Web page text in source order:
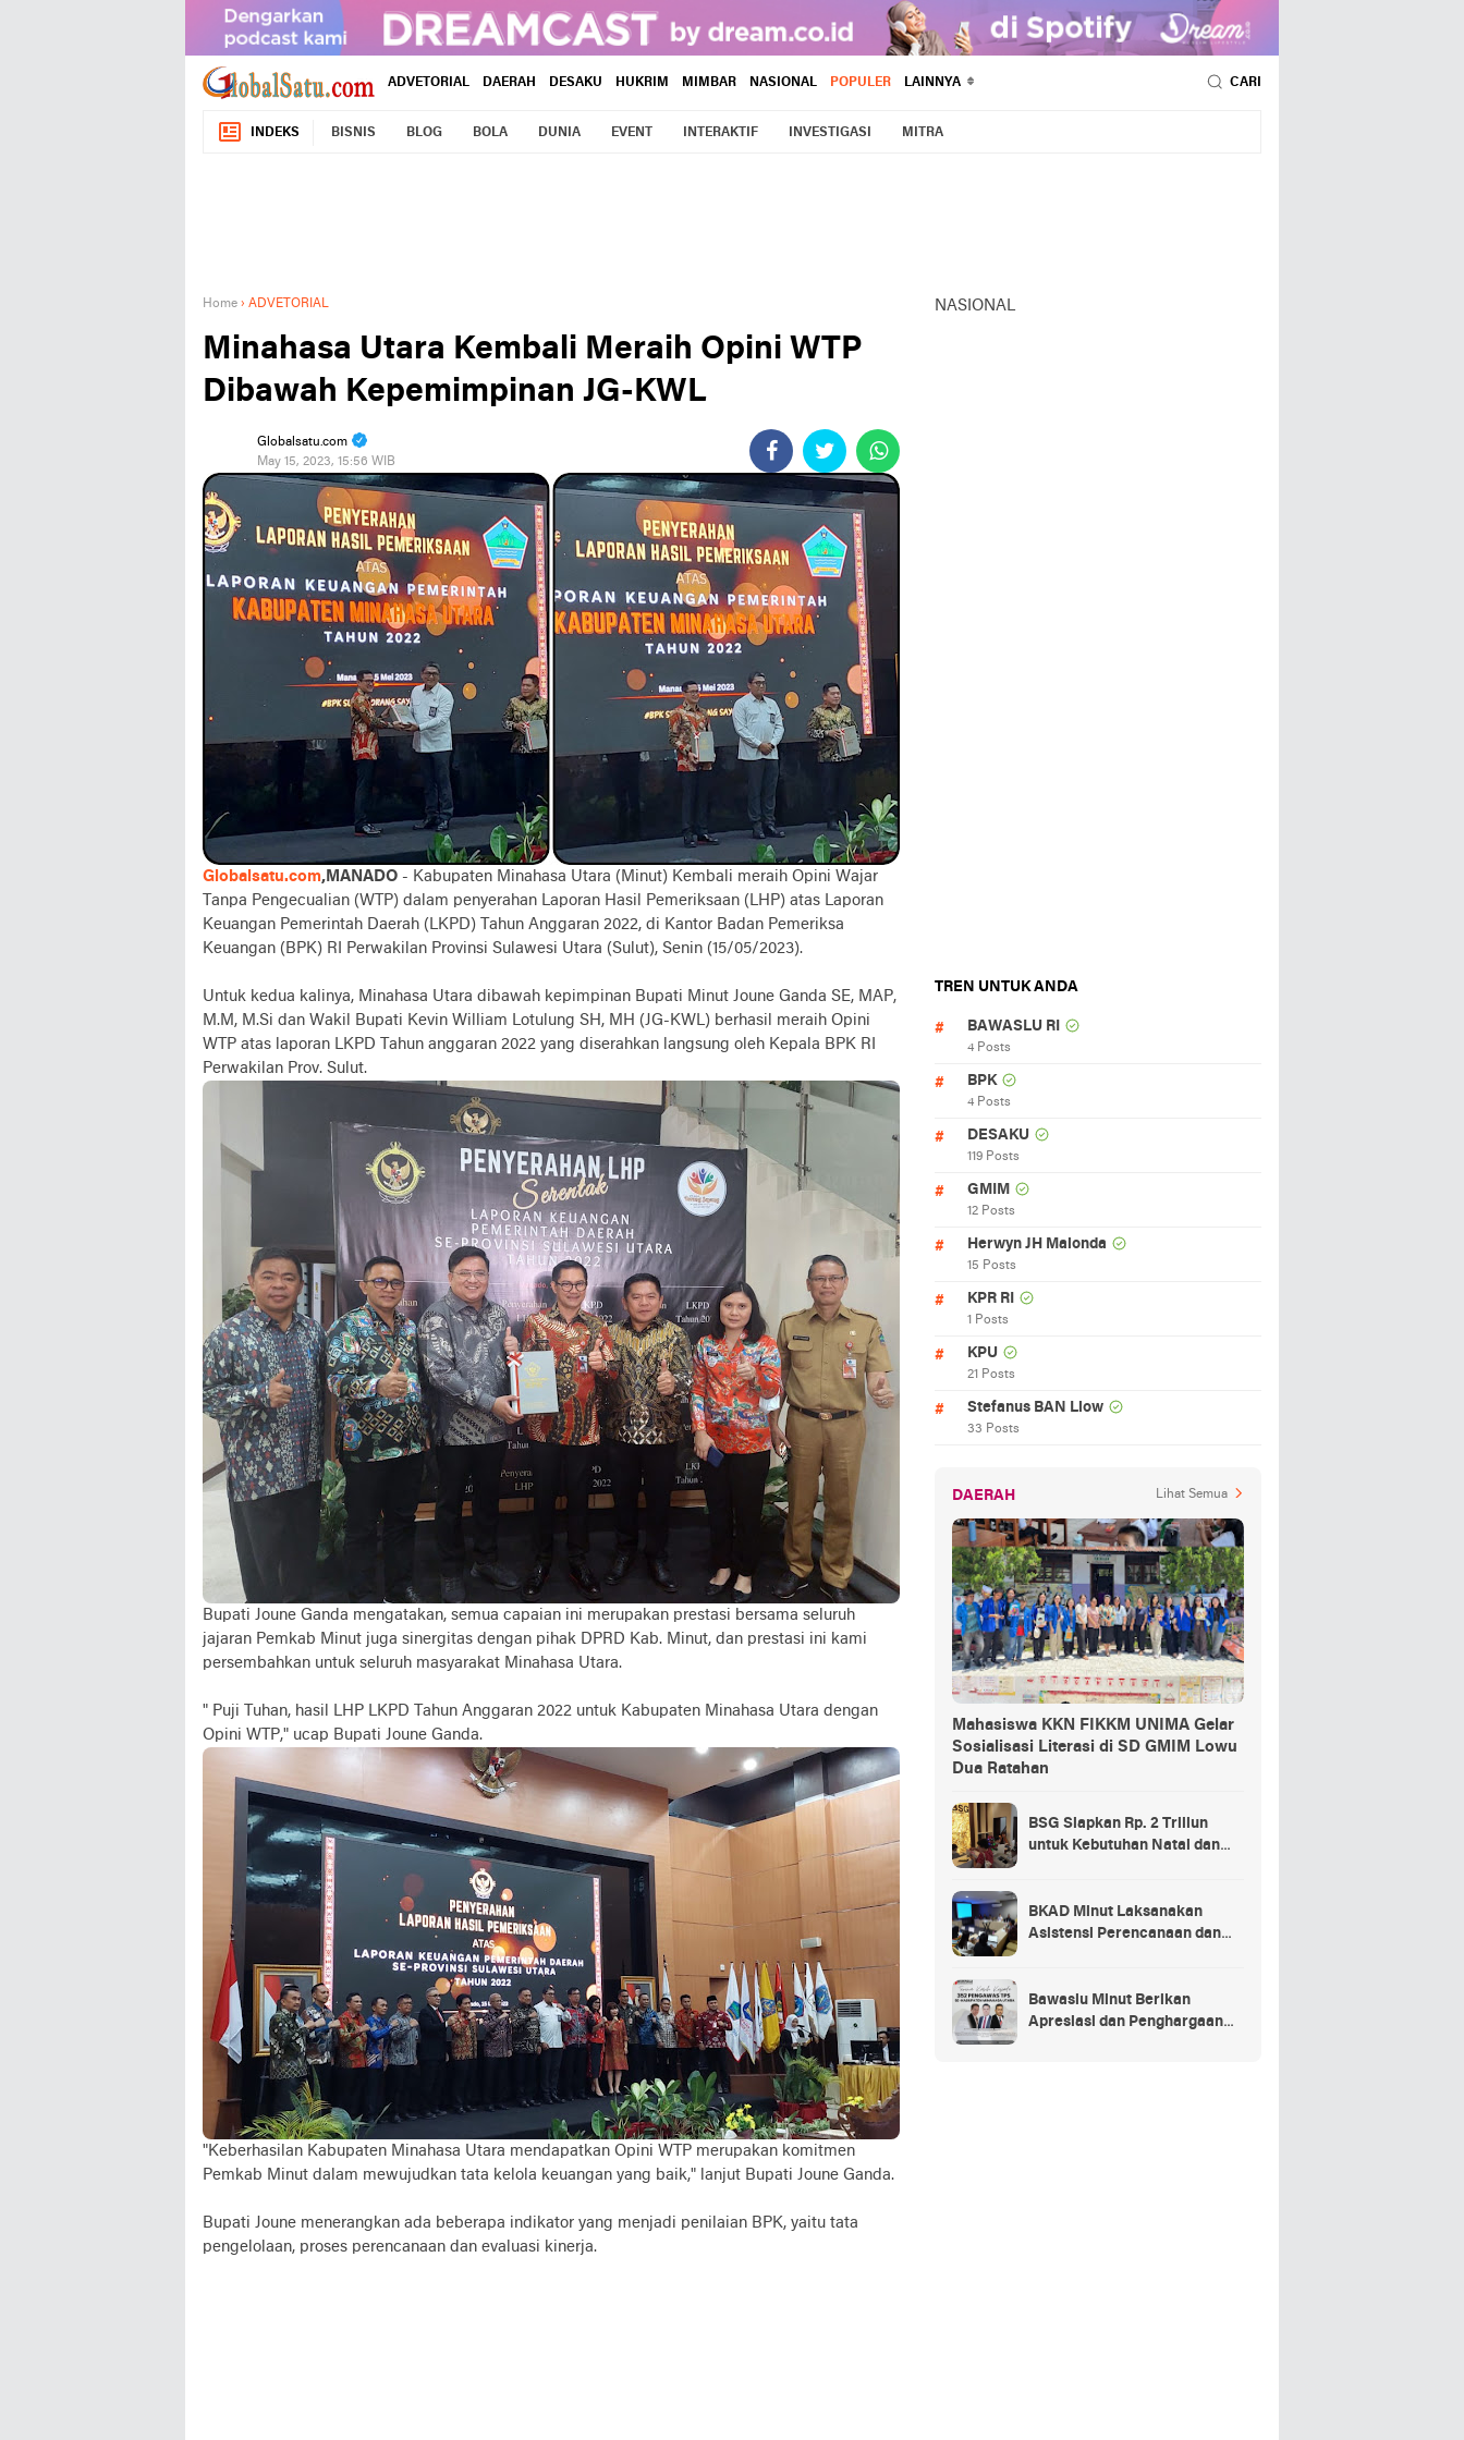
ADVETORIAL DAERAH DESAKU HUKRIM MIMBAR NASIONAL POPULER LAINNYA CARI
INDEKS BISNIS BLOG BOLA DUNIA EVENT INTERAKTIF INVESTIGASI MITRA
Home › ADVETORIAL
Minahasa Utara Kembali Meraih Opini WTP
Dibawah Kepemimpinan JG-KWL
Globalsatu.com
May 15, 2023, 15:56 WIB
Globalsatu.com,MANADO - Kabupaten Minahasa Utara (Minut) Kembali meraih Opini Wajar
Tanpa Pengecualian (WTP) dalam penyerahan Laporan Hasil Pemeriksaan (LHP) atas Laporan
Keuangan Pemerintah Daerah (LKPD) Tahun Anggaran 2022, di Kantor Badan Pemeriksa
Keuangan (BPK) RI Perwakilan Provinsi Sulawesi Utara (Sulut), Senin (15/05/2023).
Untuk kedua kalinya, Minahasa Utara dibawah kepimpinan Bupati Minut Joune Ganda SE, MAP,
M.M, M.Si dan Wakil Bupati Kevin William Lotulung SH, MH (JG-KWL) berhasil meraih Opini
WTP atas laporan LKPD Tahun anggaran 2022 yang diserahkan langsung oleh Kepala BPK RI
Perwakilan Prov. Sulut.
Bupati Joune Ganda mengatakan, semua capaian ini merupakan prestasi bersama seluruh
jajaran Pemkab Minut juga sinergitas dengan pihak DPRD Kab. Minut, dan prestasi ini kami
persembahkan untuk seluruh masyarakat Minahasa Utara.
" Puji Tuhan, hasil LHP LKPD Tahun Anggaran 2022 untuk Kabupaten Minahasa Utara dengan
Opini WTP," ucap Bupati Joune Ganda.
"Keberhasilan Kabupaten Minahasa Utara mendapatkan Opini WTP merupakan komitmen
Pemkab Minut dalam mewujudkan tata kelola keuangan yang baik," lanjut Bupati Joune Ganda.
Bupati Joune menerangkan ada beberapa indikator yang menjadi penilaian BPK, yaitu tata
pengelolaan, proses perencanaan dan evaluasi kinerja.
NASIONAL
TREN UNTUK ANDA
BAWASLU RI
4 Posts
BPK
4 Posts
DESAKU
119 Posts
GMIM
12 Posts
Herwyn JH Malonda
15 Posts
KPR RI
1 Posts
KPU
21 Posts
Stefanus BAN Liow
33 Posts
DAERAH Lihat Semua
Mahasiswa KKN FIKKM UNIMA Gelar
Sosialisasi Literasi di SD GMIM Lowu
Dua Ratahan
BSG Siapkan Rp. 2 Triliun
untuk Kebutuhan Natal dan
BKAD Minut Laksanakan
Asistensi Perencanaan dan
Bawaslu Minut Berikan
Apresiasi dan Penghargaan